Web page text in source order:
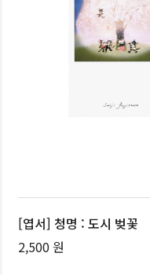
[엽서] 청명 : 도시 벚꽃
2,500 원